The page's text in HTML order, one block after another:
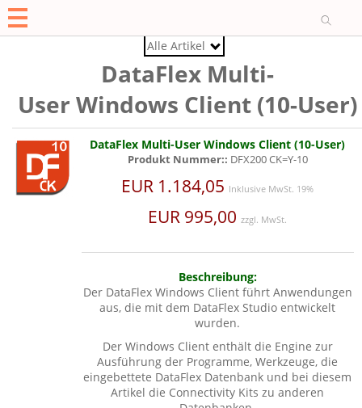
O
DataFlex Multi-
User Windows Client (10-User)
DataFlex Multi-User Windows Client (10-User)
Produkt Nummer:: DFX200 CK=Y-10
EUR 1.184,05 Inklusive MwSt. 19%
EUR 995,00zzgl. MwSt.
Beschreibung:
Der DataFlex Windows Client führt Anwendungen
aus, die mit dem DataFlex Studio entwickelt
wurden.
Der Windows Client enthält die Engine zur
Ausführung der Programme, Werkzeuge, die
eingebettete DataFlex Datenbank und bei diesem
Artikel die Connectivity Kits zu anderen
Alle Artikel